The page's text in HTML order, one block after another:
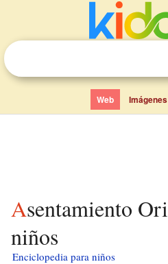
Web Imágenes
Asentamiento Oriental para
niños
Enciclopedia para niños